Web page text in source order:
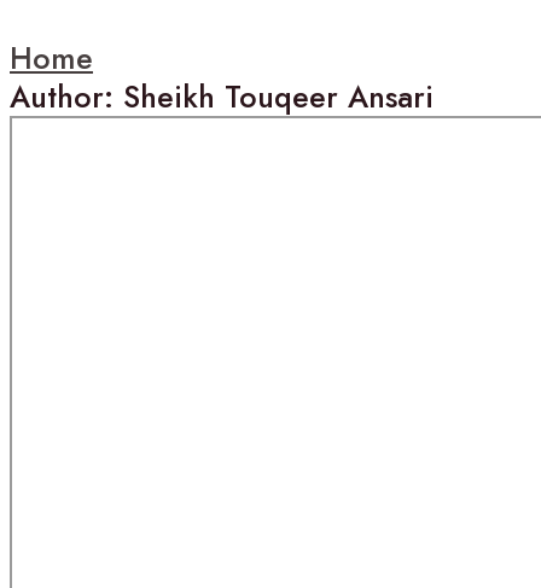
Home
Author: Sheikh Touqeer Ansari